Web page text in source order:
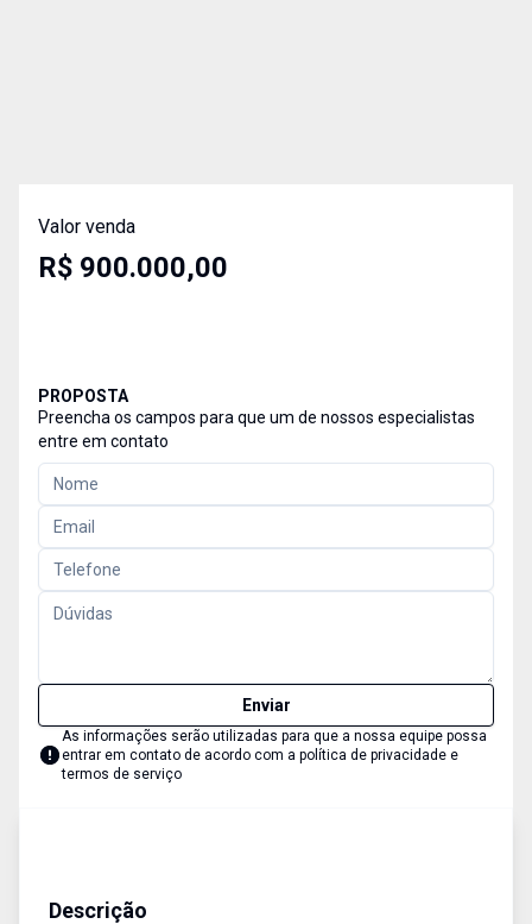
Valor venda
R$ 900.000,00
PROPOSTA
Preencha os campos para que um de nossos especialistas
entre em contato
Enviar
As informações serão utilizadas para que a nossa equipe possa
entrar em contato de acordo com a política de privacidade e
termos de serviço
Descrição